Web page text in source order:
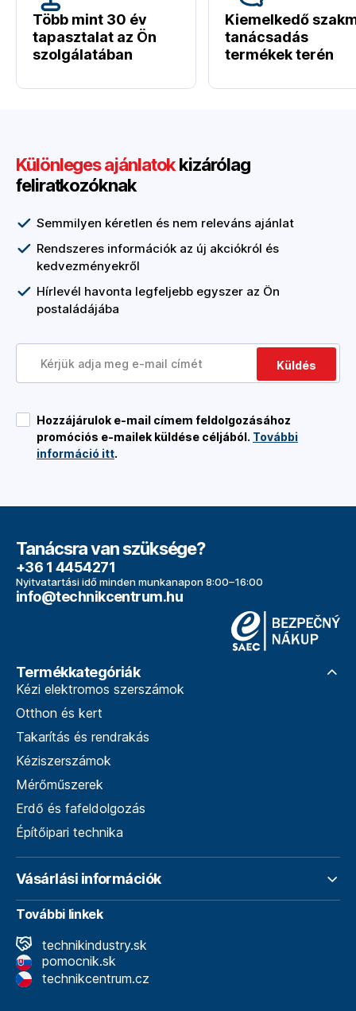
Több mint 30 év
tapasztalat az Ön
szolgálatában
Kiemelkedő
tanácsadás
termékek terén
Különleges ajánlatokkizárólag
feliratkozóknak
Semmilyen kéretlen és nem releváns ajánlat
Rendszeres információk az új akciókról és
kedvezményekről
Hírlevél havonta legfeljebb egyszer az Ön
postaládájába
Küldés
Hozzájárulok e-mail címem feldolgozásához
promóciós e-mailek küldése céljából. További
információ itt.
Tanácsra van szüksége?
+36 1 4454271
Nyitvatartási idő minden munkanapon 8:00–16:00
info@technikcentrum.hu
Termékkategóriák
Kézi elektromos szerszámok
Otthon és kert
Takarítás és rendrakás
Kéziszerszámok
Mérőműszerek
Erdő és fafeldolgozás
Építőipari technika
Vásárlási információk
További linkek
technikindustry.sk
pomocnik.sk
technikcentrum.cz